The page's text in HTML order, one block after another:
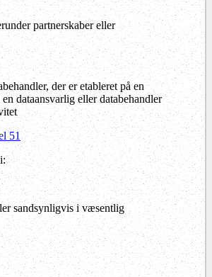
partnerskaber eller
der er etableret på en
dataansvarlig eller databehandler
51
sandsynligvis i væsentlig